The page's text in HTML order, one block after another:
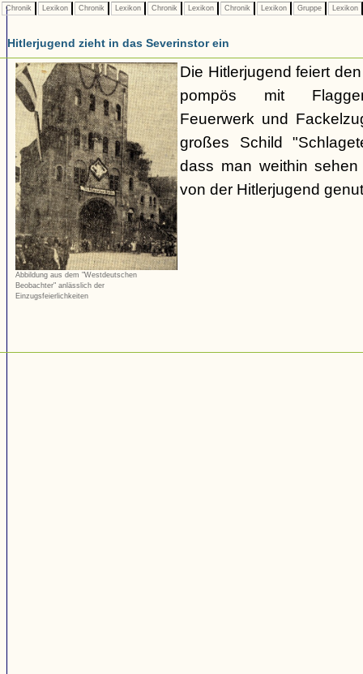
Chronik Lexikon Chronik Lexikon Chronik Lexikon Chronik Lexikon Gruppe Lexikon
Hitlerjugend zieht in das Severinstor ein
Abbildung aus dem "Westdeutschen
Beobachter" anlässlich der
Einzugsfeierlichkeiten
Die Hitlerjugend feiert
pompös mit
Feuerwerk und
großes Schild
dass man weithin
von der Hitlerjugend